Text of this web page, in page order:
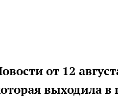
от 12
выходила